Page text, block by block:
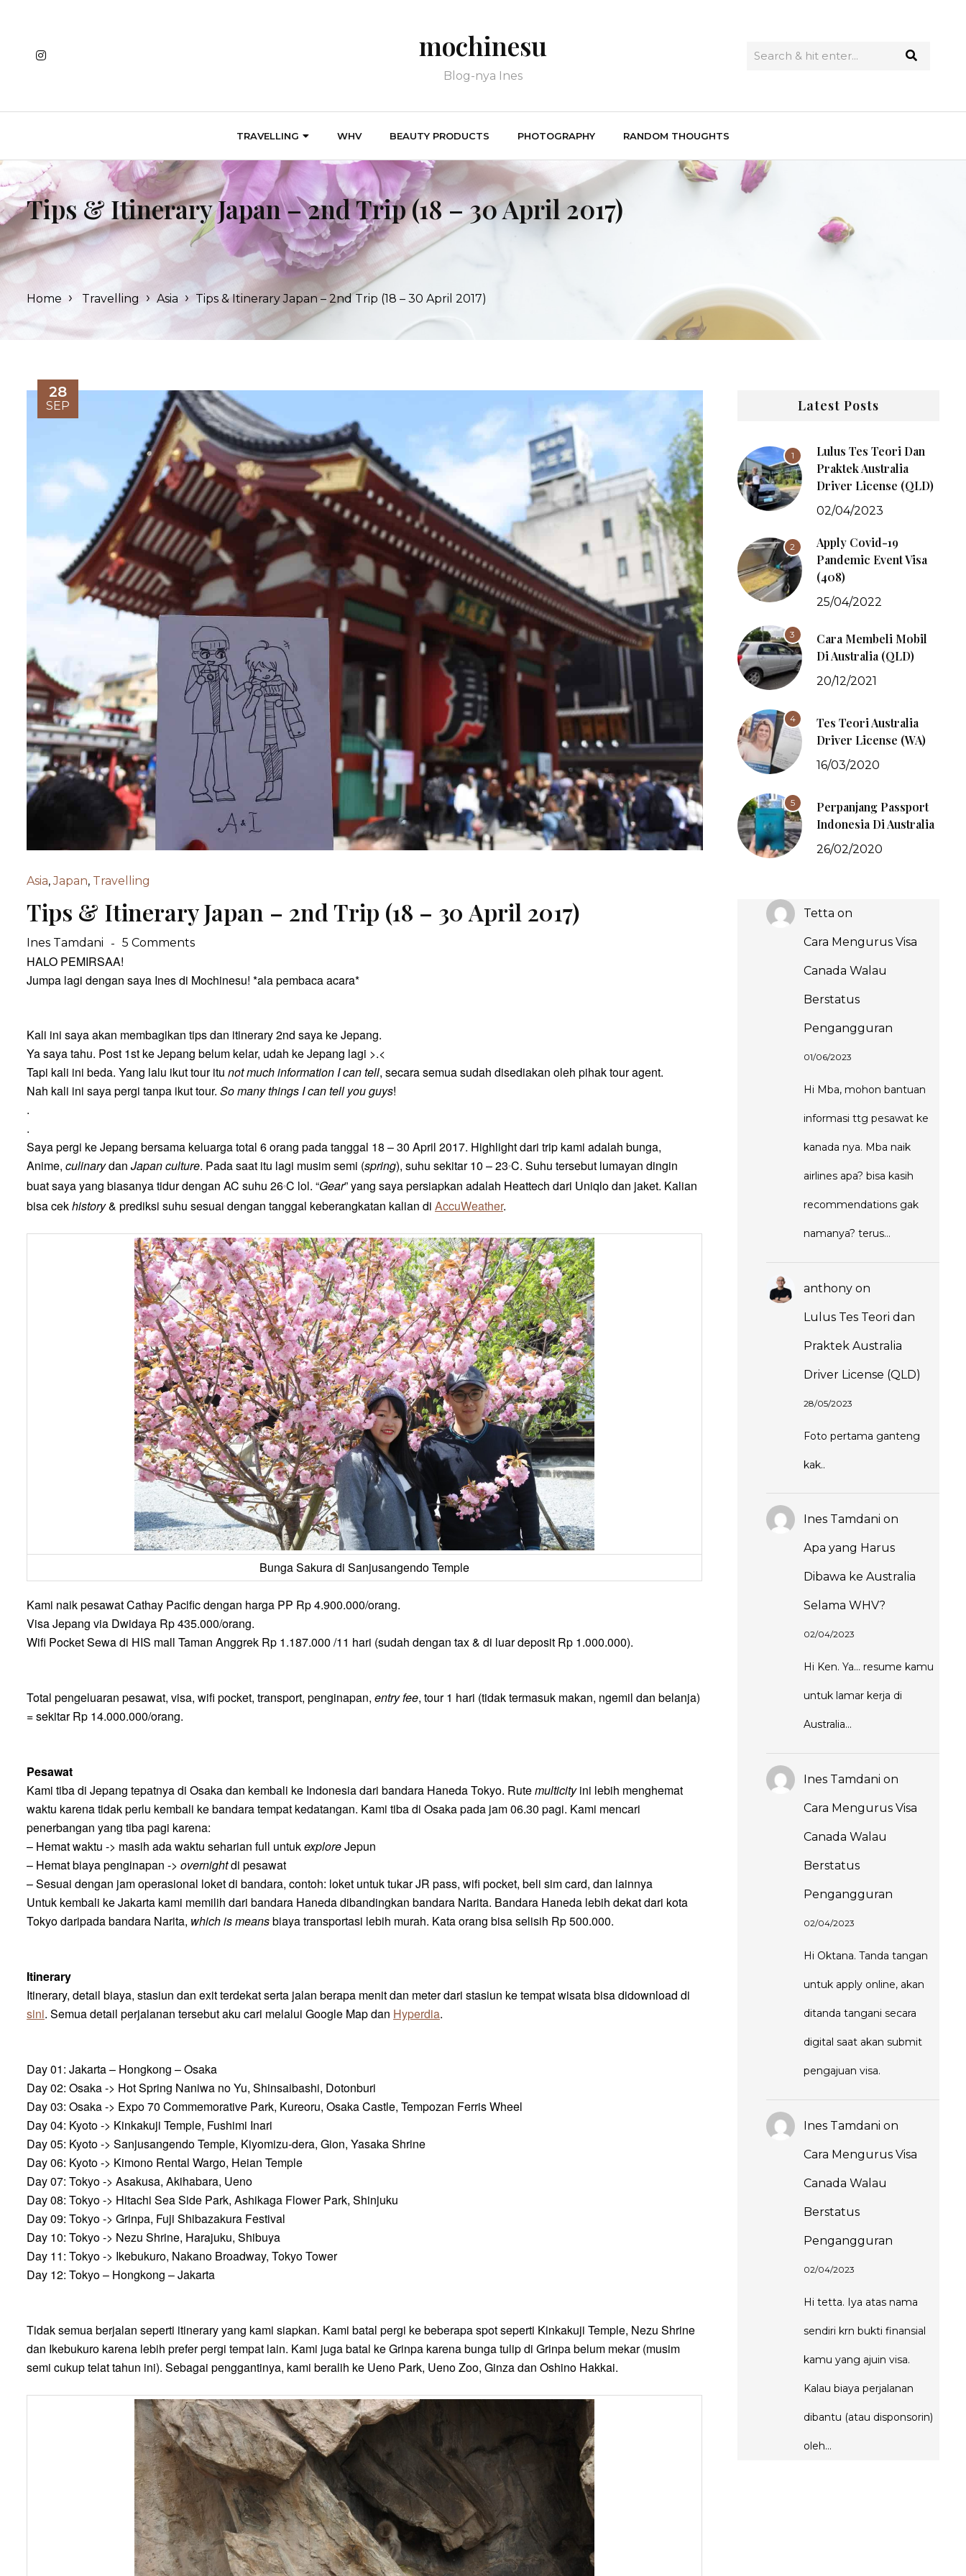
mochinesu
Blog-nya Ines
TRAVELLING WHV BEAUTY PRODUCTS PHOTOGRAPHY RANDOM THOUGHTS
Tips & Itinerary Japan – 2nd Trip (18 – 30 April 2017)
Home › Travelling › Asia › Tips & Itinerary Japan – 2nd Trip (18 – 30 April 2017)
28
SEP
Asia,Japan, Travelling
Tips & Itinerary Japan – 2nd Trip (18 – 30 April 2017)
Ines Tamdani 5 Comments
HALO PEMIRSAA!
Jumpa lagi dengan saya Ines di Mochinesu! *ala pembaca acara*
Kali ini saya akan membagikan tips dan itinerary2nd saya ke Jepang.
Ya saya tahu. Post 1st keJepang belum kelar, udah ke Jepang lagi >.<
Tapi kali ini beda. Yang lalu ikut tour itu not much information I can tell, secara semua sudah disediakan oleh pihak tour agent.
Nah kali ini saya pergi tanpa ikut tour. Somanythings I can tell you guys!
.
.
Saya pergi ke Jepang bersama keluarga total 6 orang pada tanggal 18 – 30 April 2017. Highlight dari trip kami adalah bunga,
Anime, culinarydan Japan culture. Pada saat itu lagi musim semi (spring), suhu sekitar 10 – 23°C. Suhu tersebut lumayan dingin
buat saya yang biasanya tidur dengan AC suhu 26°C lol. “Gear” yang saya persiapkan adalah Heattech dari Uniqlo dan jaket. Kalian
bisa cekhistory& prediksi suhu sesuai dengan tanggal keberangkatan kalian di AccuWeather.
Bunga Sakura di Sanjusangendo Temple
Kami naik pesawat Cathay Pacific dengan harga PP Rp 4.900.000/orang.
Visa Jepang via Dwidaya Rp 435.000/orang.
Wifi Pocket Sewa di HIS mall Taman Anggrek Rp 1.187.000 /11 hari (sudah dengan tax & di luar deposit Rp 1.000.000).
Total pengeluaran pesawat, visa, wifi pocket, transport, penginapan, entry fee, tour 1 hari (tidak termasuk makan, ngemil dan belanja)
= sekitar Rp 14.000.000/orang.
Pesawat
Kami tiba di Jepang tepatnya di Osaka dan kembali ke Indonesia dari bandara Haneda Tokyo. Rutemulticityini lebih menghemat
waktu karena tidak perlu kembali ke bandara tempat kedatangan. Kami tiba di Osaka pada jam 06.30 pagi. Kami mencari
penerbangan yang tiba pagi karena:
– Hemat waktu -> masih ada waktu seharian full untukexploreJepun
– Hemat biaya penginapan -> overnightdi pesawat
– Sesuai dengan jam operasional loket di bandara, contoh: loket untuk tukar JR pass, wifi pocket, beli sim card, dan lainnya
Untuk kembali ke Jakarta kami memilih dari bandara Haneda dibandingkan bandara Narita. Bandara Haneda lebih dekat dari kota
Tokyo daripada bandara Narita, which is meansbiaya transportasi lebih murah. Kata orang bisa selisih Rp 500.000.
Itinerary
Itinerary, detail biaya, stasiun dan exit terdekat serta jalan berapa menit dan meter dari stasiun ke tempat wisata bisa didownload di
sini. Semua detail perjalanan tersebut aku cari melalui Google Map dan Hyperdia.
Day 01: Jakarta – Hongkong – Osaka
Day 02: Osaka -> Hot Spring Naniwa no Yu, Shinsaibashi, Dotonburi
Day 03: Osaka -> Expo 70 Commemorative Park, Kureoru, Osaka Castle, Tempozan Ferris Wheel
Day 04: Kyoto -> Kinkakuji Temple, Fushimi Inari
Day 05: Kyoto -> Sanjusangendo Temple, Kiyomizu-dera, Gion, Yasaka Shrine
Day 06: Kyoto -> Kimono Rental Wargo, Heian Temple
Day 07: Tokyo -> Asakusa, Akihabara, Ueno
Day 08: Tokyo -> Hitachi Sea Side Park, Ashikaga Flower Park, Shinjuku
Day 09: Tokyo -> Grinpa, Fuji Shibazakura Festival
Day 10: Tokyo -> Nezu Shrine, Harajuku, Shibuya
Day 11: Tokyo -> Ikebukuro, Nakano Broadway, Tokyo Tower
Day 12: Tokyo – Hongkong – Jakarta
Tidak semua berjalan seperti itinerary yang kami siapkan. Kami batal pergi ke beberapa spot seperti Kinkakuji Temple, Nezu Shrine
dan Ikebukuro karena lebih prefer pergi tempat lain. Kami juga batal ke Grinpa karena bunga tulip di Grinpa belum mekar (musim
semi cukup telat tahun ini). Sebagai penggantinya, kami beralih ke Ueno Park, Ueno Zoo, Ginza dan Oshino Hakkai.
Latest Posts
1
Lulus Tes Teori Dan
Praktek Australia
Driver License (QLD)
02/04/2023
2
Apply Covid-19
Pandemic Event Visa
(408)
25/04/2022
3
Cara Membeli Mobil
Di Australia (QLD)
20/12/2021
4
Tes Teori Australia
Driver License (WA)
16/03/2020
5
Perpanjang Passport
Indonesia Di Australia
26/02/2020
Tetta on
Cara Mengurus Visa
Canada Walau
Berstatus
Pengangguran
01/06/2023
Hi Mba, mohon bantuan
informasi ttg pesawat ke
kanada nya. Mba naik
airlines apa? bisa kasih
recommendations gak
namanya? terus…
anthonyon
Lulus Tes Teori dan
Praktek Australia
Driver License (QLD)
28/05/2023
Foto pertama ganteng
kak..
Ines Tamdani on
Apa yang Harus
Dibawa ke Australia
Selama WHV?
02/04/2023
Hi Ken. Ya... resume kamu
untuk lamar kerja di
Australia...
Ines Tamdani on
Cara Mengurus Visa
Canada Walau
Berstatus
Pengangguran
02/04/2023
Hi Oktana. Tanda tangan
untuk apply online, akan
ditanda tangani secara
digital saat akan submit
pengajuan visa.
Ines Tamdani on
Cara Mengurus Visa
Canada Walau
Berstatus
Pengangguran
02/04/2023
Hi tetta. Iya atas nama
sendiri krn bukti finansial
kamu yang ajuin visa.
Kalau biaya perjalanan
dibantu (atau disponsorin)
oleh…